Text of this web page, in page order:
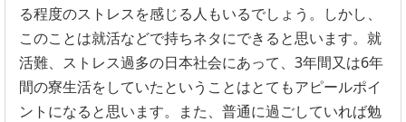
る程度のストレスを感じる人もいるでしょう。しかし、
このことは就活などで持ちネタにできると思います。就
活難、ストレス過多の日本社会にあって、3年間又は6年
間の寮生活をしていたということはとてもアピールポイ
ントになると思います。また、普通に過ごしていれば勉